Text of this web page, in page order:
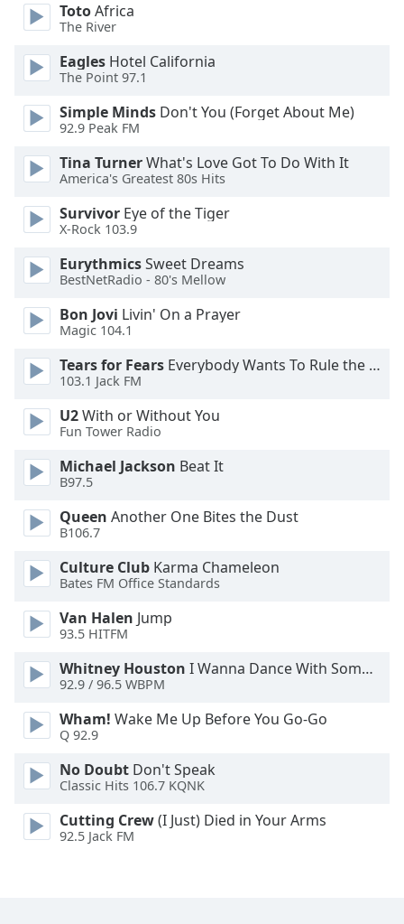
modal
window.
Beginning
dialog
window.
cancel
and
close
window.
Text
Color
Opacity
Text
Color
Opacity
Caption
Background
Color
Opacity
Font
Size
TotoAfrica
The River
Eagles Hotel California
The Point 97.1
Simple Minds Don't You (Forget About Me)
92.9 Peak FM
Tina TurnerWhat's Love Got To Do With It
America's Greatest 80s Hits
Survivor Eye of the Tiger
X-Rock 103.9
EurythmicsSweet Dreams
BestNetRadio - 80's Mellow
Bon Jovi Livin' On a Prayer
Magic 104.1
Tears for Fears Everybody Wants To Rule the World
103.1 Jack FM
U2With or Without You
Fun Tower Radio
Michael Jackson Beat It
B97.5
Queen Another One Bites the Dust
B106.7
Culture Club Karma Chameleon
Bates FM Office Standards
Van Halen Jump
93.5 HITFM
Whitney Houston I Wanna Dance With Somebody
92.9 / 96.5 WBPM
Wham! Wake Me Up Before You Go-Go
Q 92.9
No Doubt Don't Speak
Classic Hits 106.7 KQNK
Cutting Crew(I Just) Died in Your Arms
92.5 Jack FM